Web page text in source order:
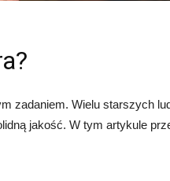
zadaniem. Wielu starszych
jakość. W tym artykule